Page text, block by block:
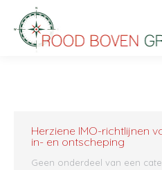
Herziene IMO-richtlijnen
in- en ontscheping
Geen onderdeel van een